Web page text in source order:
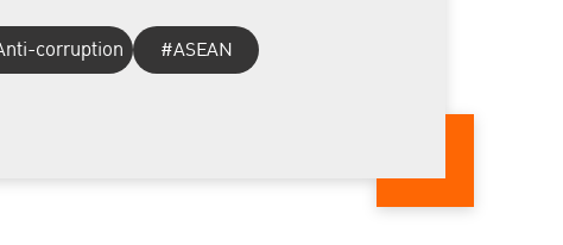
corruption
#ASEAN